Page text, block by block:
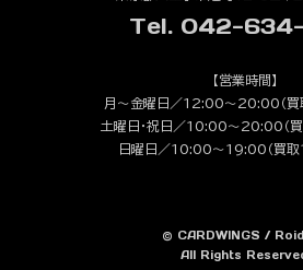
Tel. 042-
【営業時間】
月～金曜日／12:00～20:00（買
土曜日・祝日／10:00～20:00（
日曜日／10:00～19:00（買取
© CARDWINGS /
All Rights